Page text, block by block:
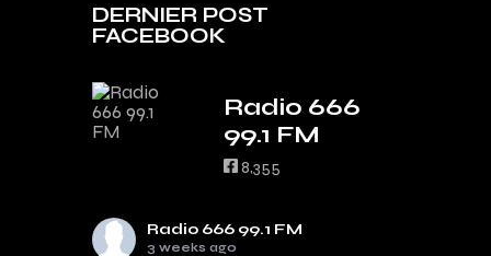
DERNIER POST
FACEBOOK
Radio 666
99.1 FM
8,355
Radio 666 99.1 FM
3 weeks ago